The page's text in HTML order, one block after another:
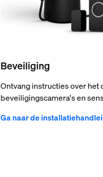
Beveiliging
Ontvang instructies over het
beveiligingscamera's en
Ga naar de